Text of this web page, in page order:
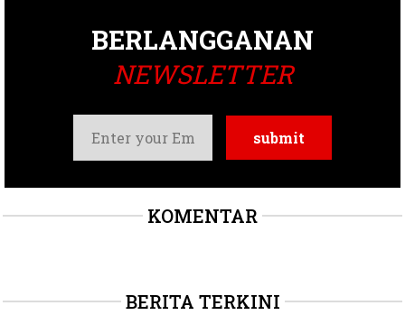
BERLANGGANAN
NEWSLETTER
KOMENTAR
BERITA TERKINI